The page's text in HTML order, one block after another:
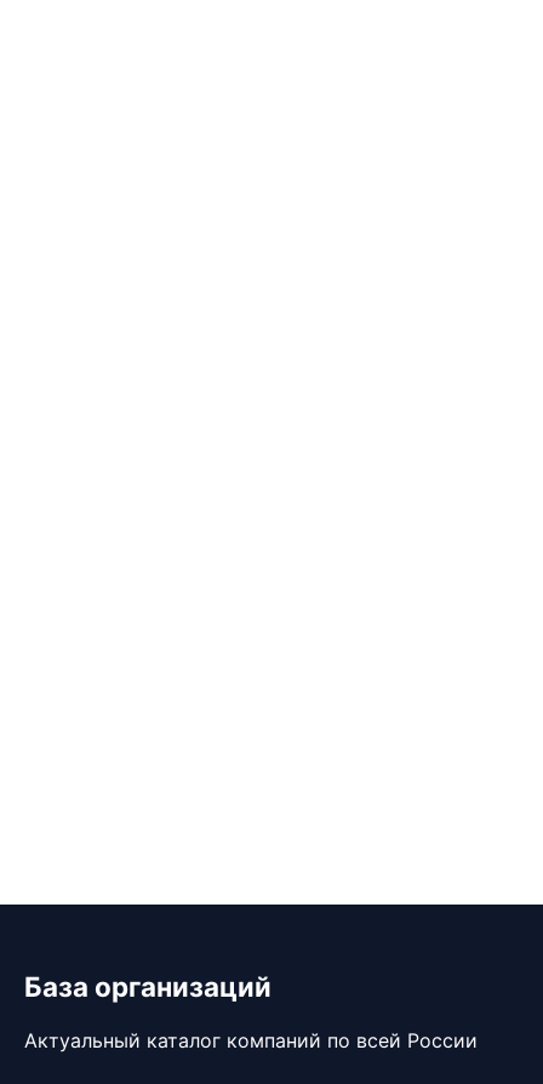
База организаций
Актуальный каталог компаний по всей России